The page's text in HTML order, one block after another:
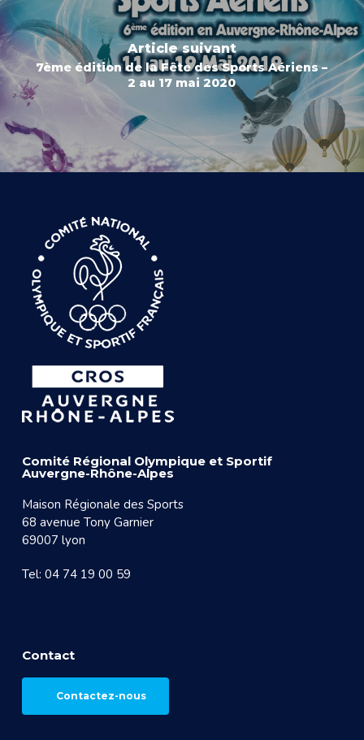
Article suivant
7ème édition de la Fête des Sports Aériens –
2 au 17 mai 2020
Comité Régional Olympique et Sportif
Auvergne-Rhône-Alpes
Maison Régionale des Sports
68 avenue Tony Garnier
69007 lyon
Tel: 04 74 19 00 59
Contact
Contactez-nous